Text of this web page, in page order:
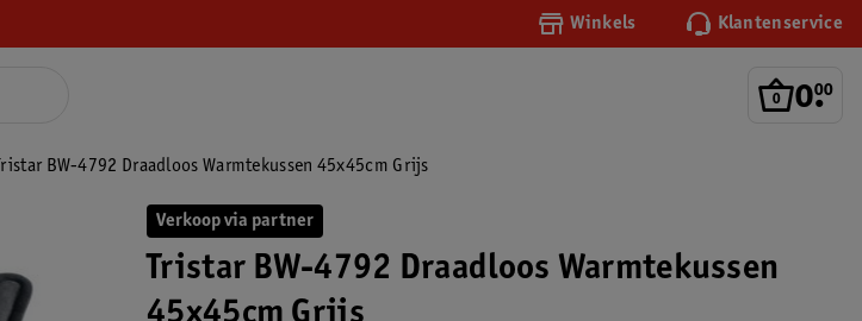
Winkels Klantenservice
0.
00
Tristar BW-4792 Draadloos Warmtekussen 45x45cm Grijs
Verkoop via partner
Tristar BW-4792 Draadloos Warmtekussen